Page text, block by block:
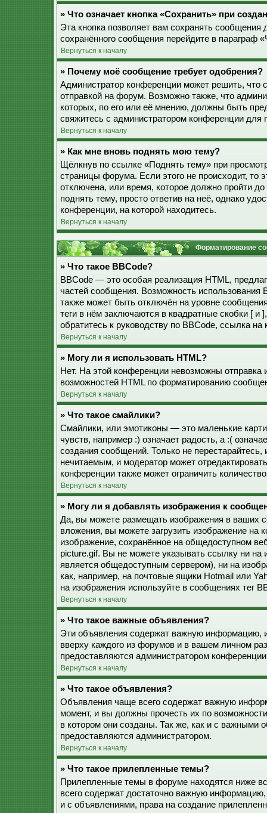
» Что означает кнопка «Сохранить» при
Эта кнопка позволяет вам сохранять сообщения
сохранённого сообщения перейдите в параграф
Вернуться к началу
» Почему моё сообщение требует одобрения?
Администратор конференции может решить, что
отправкой на форум. Возможно также, что
которых, по его или её мнению, должны быть
свяжитесь с администратором конференции
Вернуться к началу
» Как мне вновь поднять мою тему?
Щёлкнув по ссылке «Поднять тему» при
страницы форума. Если этого не происходит, то
отключена, или время, которое должно пройти
поднять тему, просто ответив на неё, однако
конференции, на которой находитесь.
Вернуться к началу
Форматирование
» Что такое BBCode?
BBCode — это особая реализация HTML,
частей сообщения. Возможность использования
также может быть отключён на уровне
теги в нём заключаются в квадратные скобки [
обратитесь к руководству по BBCode, ссылка
Вернуться к началу
» Могу ли я использовать HTML?
Нет. На этой конференции невозможны
возможностей HTML по форматированию
Вернуться к началу
» Что такое смайлики?
Смайлики, или эмотиконы — это маленькие
чувств, например :) означает радость, а :(
создания сообщений. Только не
нечитаемым, и модератор может
конференции также может ограничить
Вернуться к началу
» Могу ли я добавлять изображения к
Да, вы можете размещать изображения в ваших
вложения, вы можете загрузить изображение
изображение, сохранённое на общедоступном
picture.gif. Вы не можете указывать ссылку ни
является общедоступным сервером), ни на
как, например, на почтовые ящики Hotmail или
на изображения используйте в сообщениях тег
Вернуться к началу
» Что такое важные объявления?
Эти объявления содержат важную информацию,
вверху каждого из форумов и в вашем личном
предоставляются администратором
Вернуться к началу
» Что такое объявления?
Объявления чаще всего содержат важную
момент, и вы должны прочесть их по
в котором они созданы. Так же, как и с важными
предоставляются администратором.
Вернуться к началу
» Что такое прилепленные темы?
Прилепленные темы в форуме находятся ниже
всего содержат достаточно важную
и с объявлениями, права на создание